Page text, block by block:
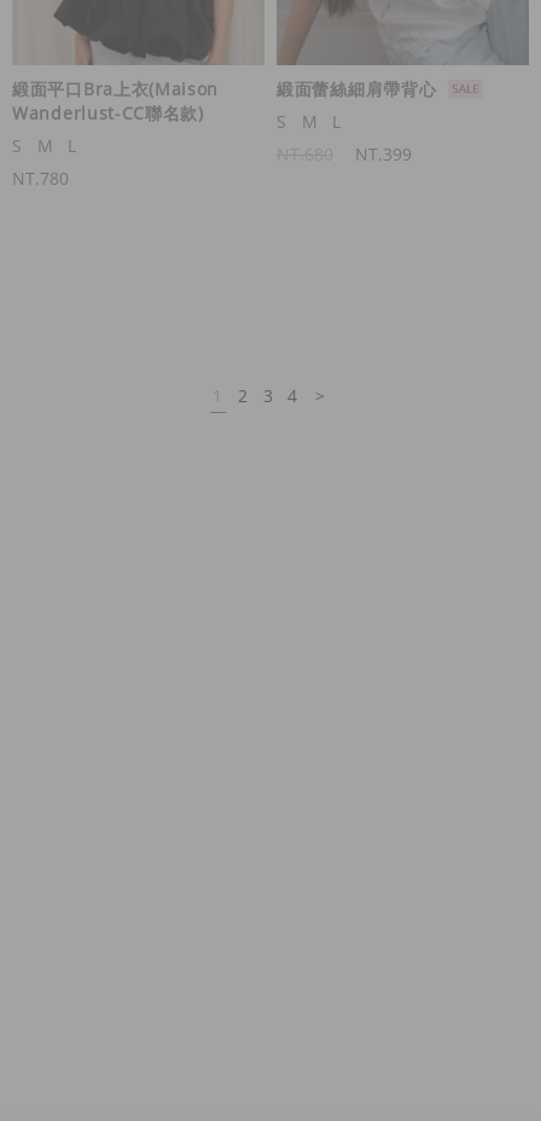
緞面平口Bra上衣(Maison
Wanderlust-CC聯名款)
S
M
L
NT.780
緞面蕾絲細肩帶背心
S
M
L
NT.399
1 2 3 4